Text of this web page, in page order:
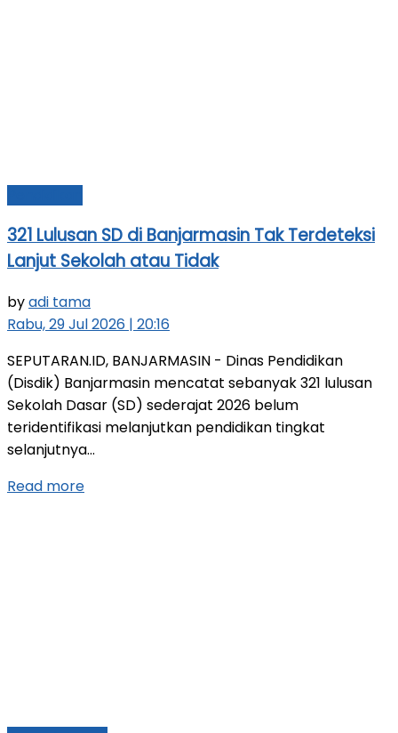
321 Lulusan SD di Banjarmasin Tak Terdeteksi
Lanjut Sekolah atau Tidak
byadi tama
Rabu, 29 Jul 2026 | 20:16
SEPUTARAN.ID, BANJARMASIN - Dinas Pendidikan
(Disdik) Banjarmasin mencatat sebanyak 321 lulusan
Sekolah Dasar (SD) sederajat 2026 belum
teridentifikasi melanjutkan pendidikan tingkat
selanjutnya...
Read more